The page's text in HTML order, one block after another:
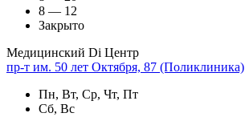
8 — 12
Закрыто
Медицинский Di Центр
пр-т им. 50 лет Октября, 87 (Поликлиника)
Пн, Вт, Ср, Чт, Пт
Сб, Вс